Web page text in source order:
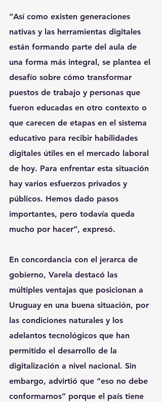
“Así como existen generaciones
nativas y las herramientas digitales
están formando parte del aula de
una forma más integral, se plantea el
desafío sobre cómo transformar
puestos de trabajo y personas que
fueron educadas en otro contexto o
que carecen de etapas en el sistema
educativo para recibir habilidades
digitales útiles en el mercado laboral
de hoy. Para enfrentar esta situación
hay varios esfuerzos privados y
públicos. Hemos dado pasos
importantes, pero todavía queda
mucho por hacer”, expresó.
En concordancia con el jerarca de
gobierno, Varela destacó las
múltiples ventajas que posicionan a
Uruguay en una buena situación, por
las condiciones naturales y los
adelantos tecnológicos que han
permitido el desarrollo de la
digitalización a nivel nacional. Sin
embargo, advirtió que “eso no debe
conformarnos” porque el país tiene